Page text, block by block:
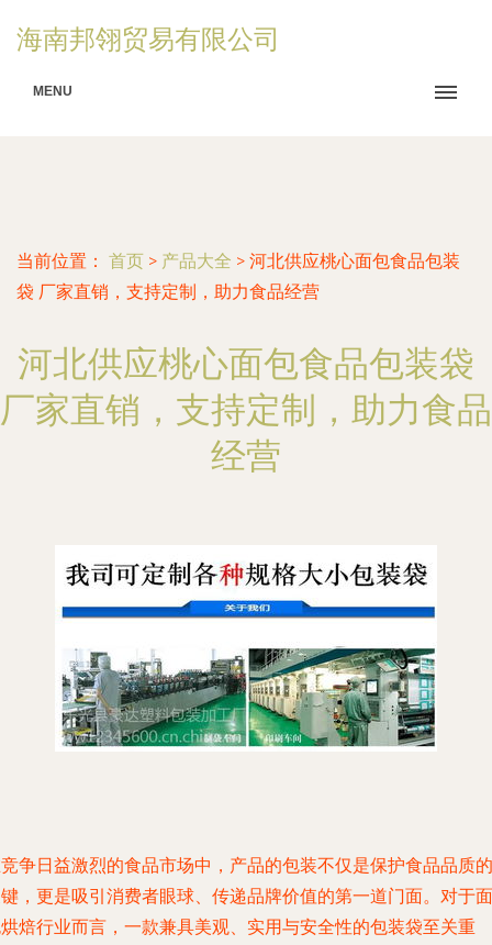
海南邦翎贸易有限公司
MENU
当前位置： 首页 > 产品大全 > 河北供应桃心面包食品包装
袋 厂家直销，支持定制，助力食品经营
河北供应桃心面包食品包装袋
厂家直销，支持定制，助力食品
经营
争日益激烈的食品市场中，产品的包装不仅是保护食品品质的
，更是吸引消费者眼球、传递品牌价值的第一道门面。对于面
焙行业而言，一款兼具美观、实用与安全性的包装袋至关重